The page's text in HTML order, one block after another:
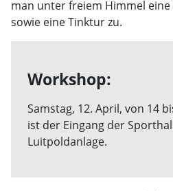
man unter freiem Himmel
sowie eine Tinktur zu.
Workshop:
Samstag, 12. April, von 14
ist der Eingang der
Luitpoldanlage.